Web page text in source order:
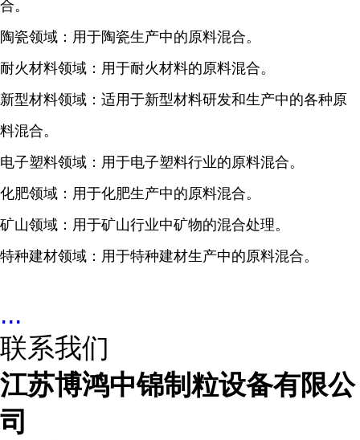
合。
陶瓷领域：用于陶瓷生产中的原料混合。
耐火材料领域：用于耐火材料的原料混合。
新型材料领域：适用于新型材料研发和生产中的各种原
料混合。
电子塑料领域：用于电子塑料行业的原料混合。
化肥领域：用于化肥生产中的原料混合。
矿山领域：用于矿山行业中矿物的混合处理。
特种建材领域：用于特种建材生产中的原料混合。
...
联系我们
江苏博鸿中锦制粒设备有限公
司